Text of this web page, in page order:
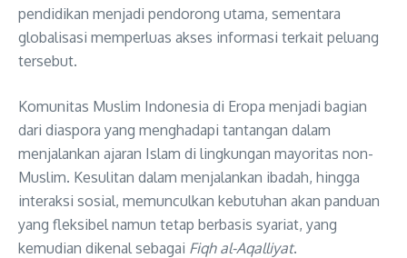
pendidikan menjadi pendorong utama, sementara
globalisasi memperluas akses informasi terkait peluang
tersebut.
Komunitas Muslim Indonesia di Eropa menjadi bagian
dari diaspora yang menghadapi tantangan dalam
menjalankan ajaran Islam di lingkungan mayoritas non-
Muslim. Kesulitan dalam menjalankan ibadah, hingga
interaksi sosial, memunculkan kebutuhan akan panduan
yang fleksibel namun tetap berbasis syariat, yang
kemudian dikenal sebagai Fiqh al-Aqalliyat.